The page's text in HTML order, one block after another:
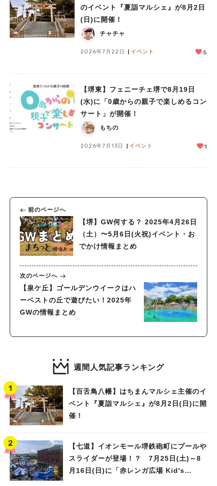
のイベント『夏詣マルシェ』が8月2日
(日)に開催！
チャチャ
2026年7月22日 イベント 5
【堺東】フェニーチェ堺で8月19日
(水)に「0歳からの親子で楽しめるコン
サート」が開催！
もちの
2026年7月13日 イベント 1
前のページへ
【堺】GW何する？ 2025年4月26日
（土）〜5月6日(火祝)イベント・お
でかけ情報まとめ
次のページへ
【泉ケ丘】ゴールデンウイークはハ
ーベストの丘で遊びたい！2025年
GWの情報まとめ
週間人気記事ランキング
【百舌鳥八幡】はちまんマルシェ主催のイ
ベント『夏詣マルシェ』が8月2日(日)に開
催！
【七道】イオンモール堺鉄砲町にプールや
スライダーが登場！？ 7月25日(土)～8
月16日(日)に「赤レンガ広場 Kid's